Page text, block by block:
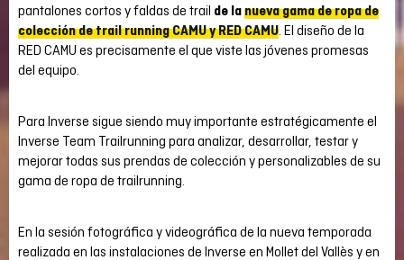
pantalones cortos y faldas de trail de lanueva gama de ropa de
colección de trail running CAMU y RED CAMU . El diseño de la
RED CAMU es precisamente el que viste las jóvenes promesas
del equipo.
Para Inverse sigue siendo muy importante estratégicamente el
Inverse Team Trailrunning para analizar, desarrollar, testar y
mejorar todas sus prendas de colección y personalizables de su
gama de ropa de trailrunning.
En la sesión fotográfica y videográfica de la nueva temporada
realizada en las instalaciones de Inverse en Mollet del Vallès y en